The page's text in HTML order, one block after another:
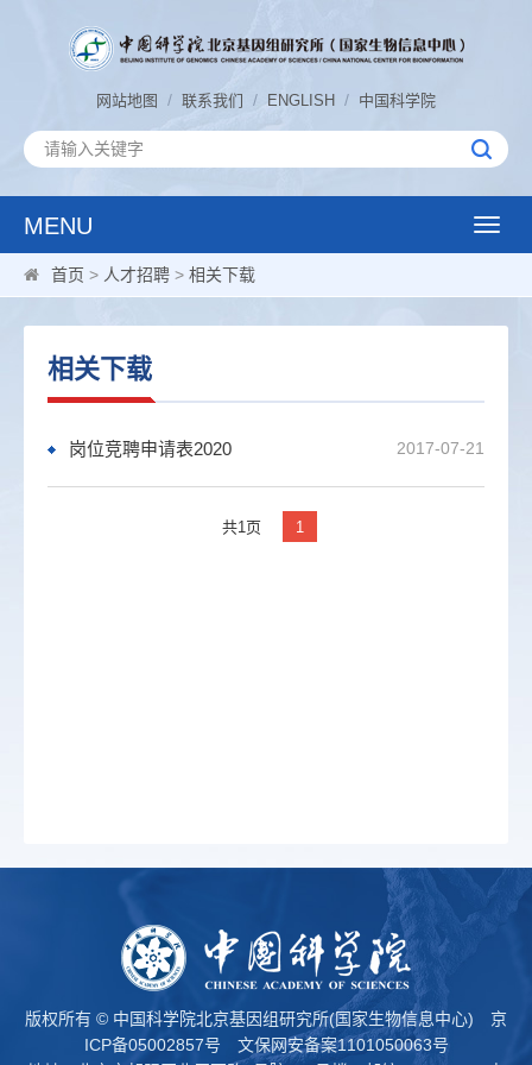
网站地图 / 联系我们 / ENGLISH / 中国科学院
MENU
Toggle
首页 > 人才招聘 > 相关下载
相关下载
2017-07-21
岗位竞聘申请表2020
共1页 1
版权所有 © 中国科学院北京基因组研究所(国家生物信息中心) 京
ICP备05002857号
文保网安备案1101050063号